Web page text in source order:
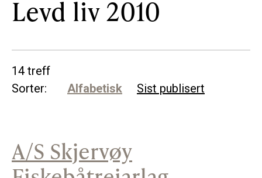
Næring
Offentlig
SLIK KAN DU BIDRA
Levd liv 2010
14 treff
Sorter:
Alfabetisk Sist publisert
A/S Skjervøy